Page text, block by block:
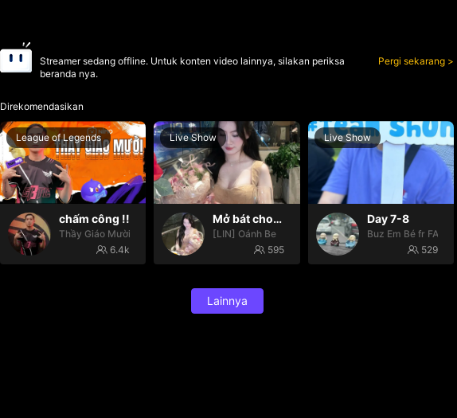
Streamer sedang offline. Untuk konten video lainnya, silakan periksa
beranda nya.
Pergi sekarang
Direkomendasikan
League of Legends
chấm công !!
Thầy Giáo Mười
6.4k
Live Show
Mở bát cho iêm đi😚
[LIN] Oánh Be
595
Live Show
Day 7-8
Buz Em Bé fr FAIRIES
529
Lainnya